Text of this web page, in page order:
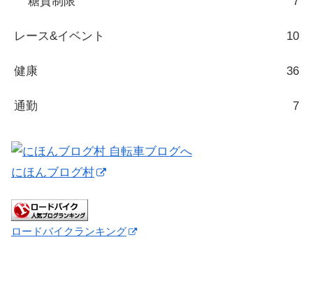
レース&イベント 10
健康 36
通勤 7
にほんブログ村
ロードバイクランキング